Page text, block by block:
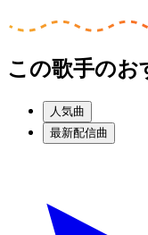
この歌手のお
人気曲
最新配信曲